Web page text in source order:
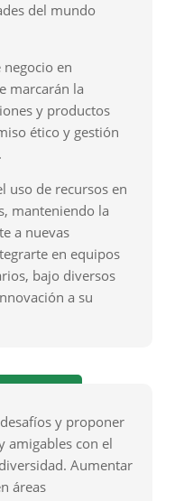
del mundo
en
marcarán la
y productos
ético y gestión
uso de recursos en
manteniendo la
a nuevas
en equipos
bajo diversos
a su
y proponer
amigables con el
Aumentar
áreas